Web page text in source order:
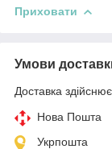
Приховати
Умови
Доставка
Нова Пошта
Укрпошта